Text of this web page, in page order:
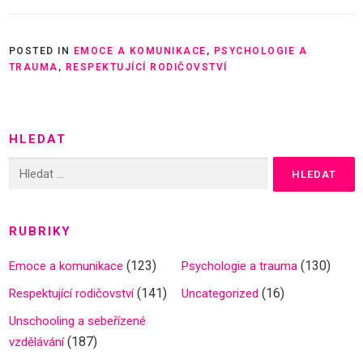
POSTED IN EMOCE A KOMUNIKACE , PSYCHOLOGIE A
TRAUMA , RESPEKTUJÍCÍ RODIČOVSTVÍ
HLEDAT
RUBRIKY
Emoce a komunikace (123) Psychologie a trauma (130)
Respektující rodičovství(141) Uncategorized (16)
Unschooling a sebeřízené
vzdělávání(187)